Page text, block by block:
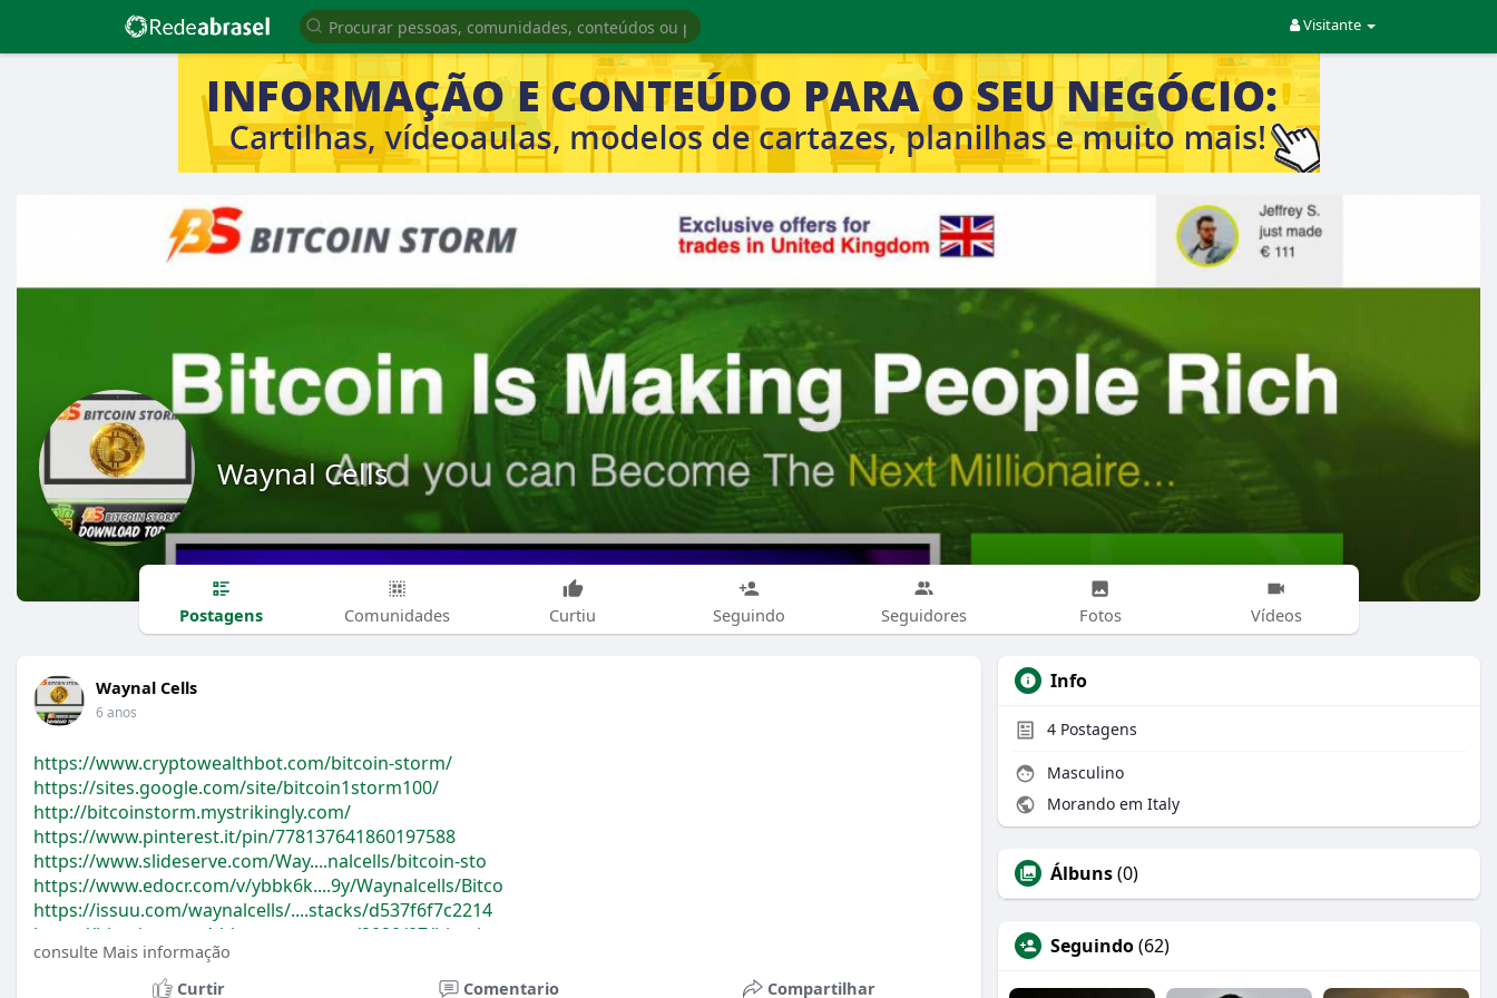
Visitante
Waynal Cells
Postagens Comunidades Curtiu Seguindo Seguidores Fotos Vídeos
Waynal Cells
6 anos
https://www.cryptowealthbot.com/bitcoin-storm/
https://sites.google.com/site/bitcoin1storm100/
http://bitcoinstorm.mystrikingly.com/
https://www.pinterest.it/pin/778137641860197588
https://www.slideserve.com/Way....nalcells/bitcoin-sto
https://www.edocr.com/v/ybbk6k....9y/Waynalcells/Bitco
https://issuu.com/waynalcells/....stacks/d537f6f7c2214
https://bitcoinstorm1.blogspot.....com/2020/07/bitcoin
https://medium.com/@waynalcell....s/bitcoin-storm-cryp
https://www.bloglovin.com/@way....nalcells/bitcoin-sto
consulte Mais informação
Curtir
Comentario Compartilhar
Info
4 Postagens
Masculino
Morando em Italy
Álbuns(0)
Seguindo(62)